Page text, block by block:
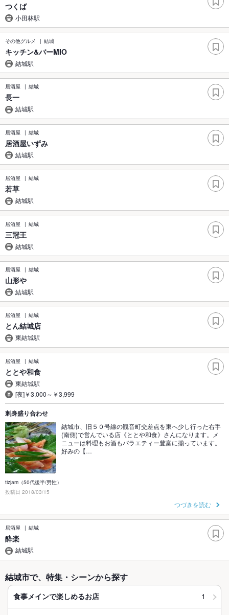
つくば
小田林駅
その他グルメ 結城
キッチン&バーMIO
結城駅
居酒屋 結城
長一
結城駅
居酒屋 結城
居酒屋いずみ
結城駅
居酒屋 結城
若草
結城駅
居酒屋 結城
三冠王
結城駅
居酒屋 結城
山形や
結城駅
居酒屋 結城
とん結城店
東結城駅
居酒屋 結城
ととや和食
東結城駅
[夜]￥3,000～￥3,999
刺身盛り合わせ
結城市、旧５０号線の観音町交差点を東へ少し行った右手
(南側)で営んでいる店《ととや和食》さんになります。メ
ニューは料理もお酒もバラエティー豊富に揃っています。
好みの【…
tizjam（50代後半/男性）
投稿日 2018/03/15
つづきを読む
居酒屋 結城
酔楽
結城駅
結城市で、特集・シーンから探す
食事メインで楽しめるお店 1